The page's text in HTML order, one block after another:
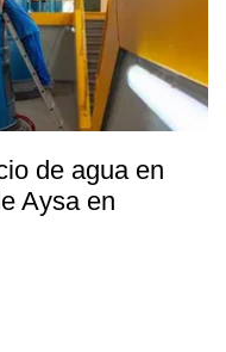
de agua en
Aysa en